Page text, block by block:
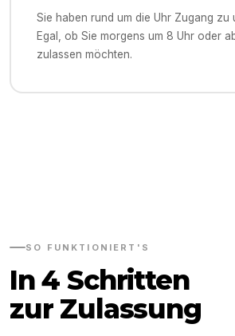
Sie haben rund um die Uhr Zugang zu
Egal, ob Sie morgens um 8 Uhr oder
zulassen möchten.
SO FUNKTIONIERT'S
In 4 Schritten
zur Zulassung